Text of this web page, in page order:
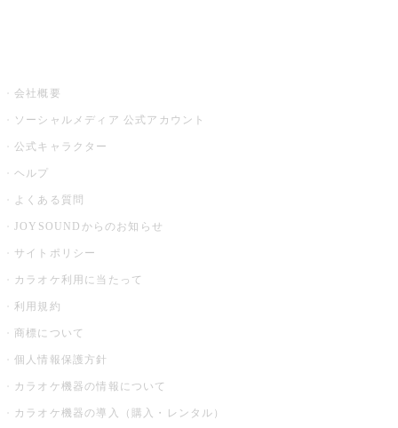
会社概要
ソーシャルメディア 公式アカウント
公式キャラクター
ヘルプ
よくある質問
JOYSOUNDからのお知らせ
サイトポリシー
カラオケ利用に当たって
利用規約
商標について
個人情報保護方針
カラオケ機器の情報について
カラオケ機器の導入（購入・レンタル）